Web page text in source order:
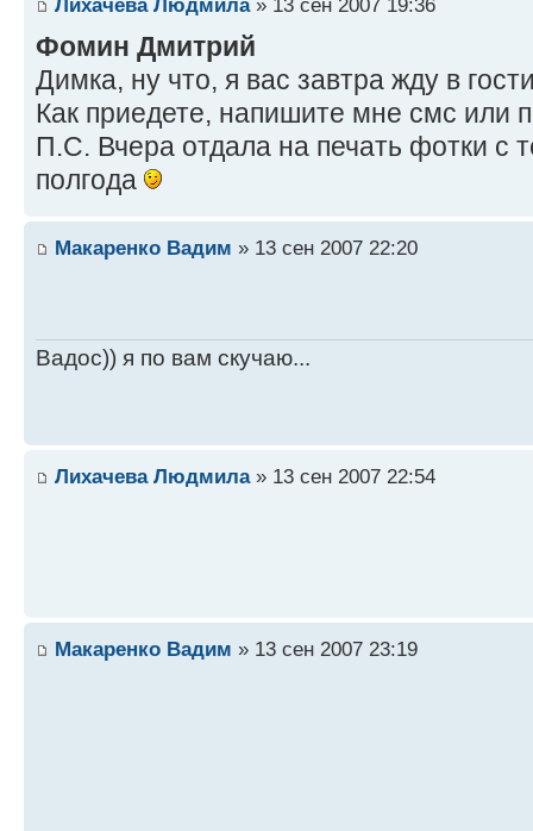
Лихачева Людмила» 13 сен 2007 19:36
Фомин Дмитрий
Димка, ну что, я вас завтра жду в
Как приедете, напишите мне смс или
П.С. Вчера отдала на печать фотки с
полгода
Макаренко Вадим » 13 сен 2007 22:20
Вадос)) я по вам скучаю...
Лихачева Людмила» 13 сен 2007 22:54
Макаренко Вадим » 13 сен 2007 23:19